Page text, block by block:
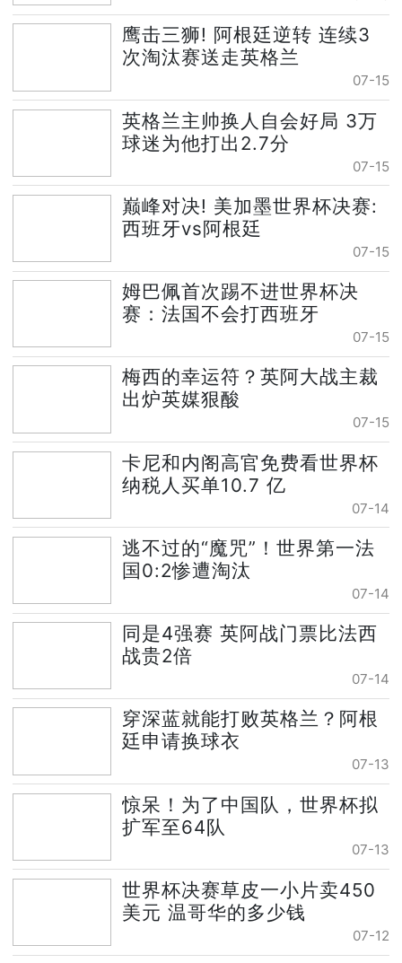
鹰击三狮! 阿根廷逆转 连续3
次淘汰赛送走英格兰
07-15
英格兰主帅换人自会好局 3万
球迷为他打出2.7分
07-15
巅峰对决! 美加墨世界杯决赛:
西班牙vs阿根廷
07-15
姆巴佩首次踢不进世界杯决
赛：法国不会打西班牙
07-15
梅西的幸运符？英阿大战主裁
出炉英媒狠酸
07-15
卡尼和内阁高官免费看世界杯
纳税人买单10.7 亿
07-14
逃不过的“魔咒”！世界第一法
国0:2惨遭淘汰
07-14
同是4强赛 英阿战门票比法西
战贵2倍
07-14
穿深蓝就能打败英格兰？阿根
廷申请换球衣
07-13
惊呆！为了中国队，世界杯拟
扩军至64队
07-13
世界杯决赛草皮一小片卖450
美元 温哥华的多少钱
07-12